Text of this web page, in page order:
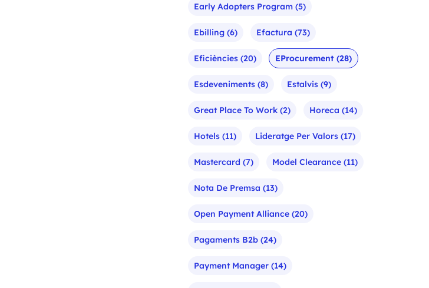
Early Adopters Program(5)
Ebilling(6) Efactura (73)
Eficiències(20) EProcurement(28)
Esdeveniments(8) Estalvis(9)
Great Place To Work(2) Horeca (14)
Hotels(11) Lideratge Per Valors(17)
Mastercard (7) Model Clearance(11)
Nota De Premsa (13)
Open Payment Alliance(20)
Pagaments B2b(24)
Payment Manager(14)